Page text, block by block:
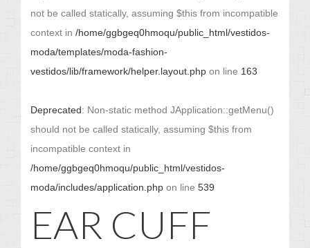
not be called statically, assuming $this from incompatible
context in /home/ggbgeq0hmoqu/public_html/vestidos-
moda/templates/moda-fashion-
vestidos/lib/framework/helper.layout.php on line 163
Deprecated: Non-static method JApplication::getMenu()
should not be called statically, assuming $this from
incompatible context in
/home/ggbgeq0hmoqu/public_html/vestidos-
moda/includes/application.php on line 539
EAR CUFF